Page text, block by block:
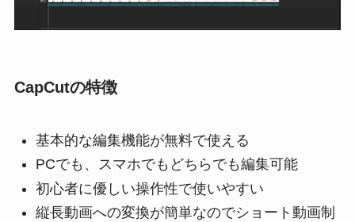
CapCutの特徴
基本的な編集機能が無料で使える
PCでも、スマホでもどちらでも編集可能
初心者に優しい操作性で使いやすい
縦長動画への変換が簡単なのでショート動画制